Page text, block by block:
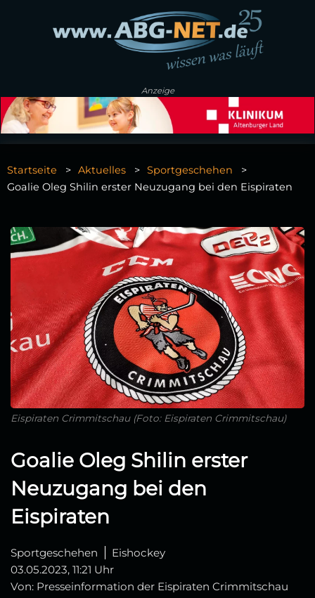
Anzeige
Startseite Aktuelles
Sportgeschehen
Goalie Oleg Shilin erster Neuzugang bei den Eispiraten
Eispiraten Crimmitschau (Foto: Eispiraten Crimmitschau)
Goalie Oleg Shilin erster
Neuzugang bei den
Eispiraten
Sportgeschehen
Eishockey
03.05.2023, 11:21 Uhr
Von: Presseinformation der Eispiraten Crimmitschau